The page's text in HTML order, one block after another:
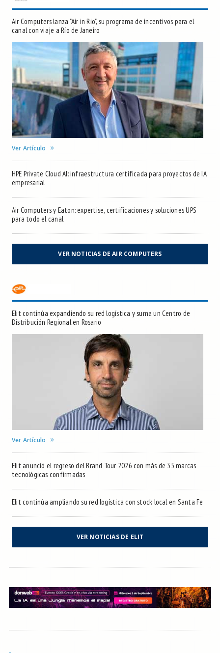
Air Computers lanza "Air in Rio", su programa de incentivos para el
canal con viaje a Río de Janeiro
Ver Artículo
HPE Private Cloud AI: infraestructura certificada para proyectos de IA
empresarial
Air Computers y Eaton: expertise, certificaciones y soluciones UPS
para todo el canal
VER NOTICIAS DE AIR COMPUTERS
Elit continúa expandiendo su red logística y suma un Centro de
Distribución Regional en Rosario
Ver Artículo
Elit anunció el regreso del Brand Tour 2026 con más de 35 marcas
tecnológicas confirmadas
Elit continúa ampliando su red logística con stock local en Santa Fe
VER NOTICIAS DE ELIT